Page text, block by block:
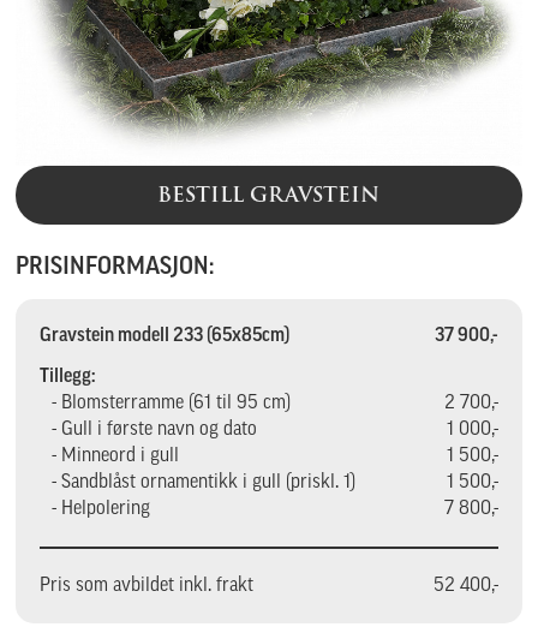
BESTILL GRAVSTEIN
PRISINFORMASJON:
Gravstein modell 233 (65x85cm) 37 900,-
Tillegg:
- Blomsterramme (61 til 95 cm)
2 700,-
- Gull i første navn og dato
1 000,-
- Minneord i gull
1 500,-
- Sandblåst ornamentikk i gull (priskl. 1)
1 500,-
- Helpolering
7 800,-
Pris som avbildet inkl. frakt 52 400,-